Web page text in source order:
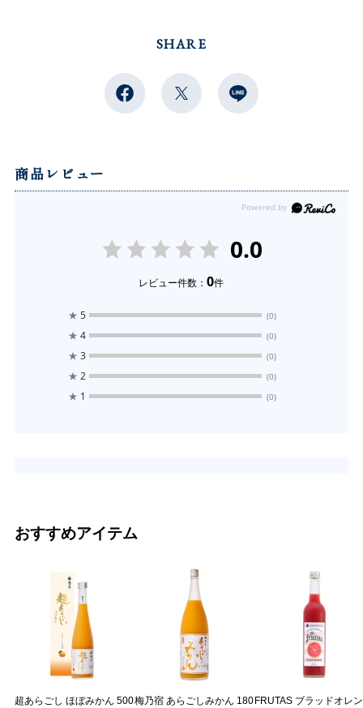
SHARE
商品レビュー
0.0
レビュー件数：0件
★ 5 (0)
★ 4 (0)
★ 3 (0)
★ 2 (0)
★ 1 (0)
おすすめアイテム
超あらごし ほぼみかん 500梅乃宿 あらごしみかん 180 FRUTAS ブラッドオレ